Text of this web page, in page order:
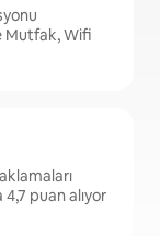
Mutfak, Wifi
puan alıyor